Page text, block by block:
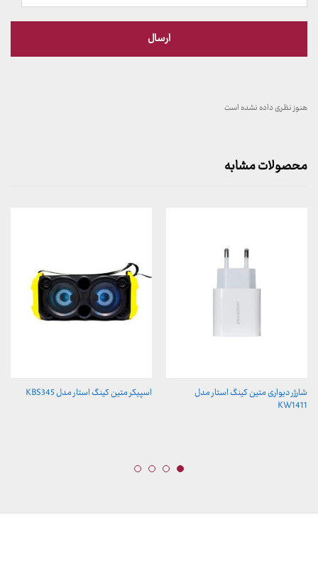
هنوز نظری داده نشده است
محصولات مشابه
شارژر دیواری متین کینگ استار مدل
KW1411
اسپیکر متین کینگ استار مدل KBS345